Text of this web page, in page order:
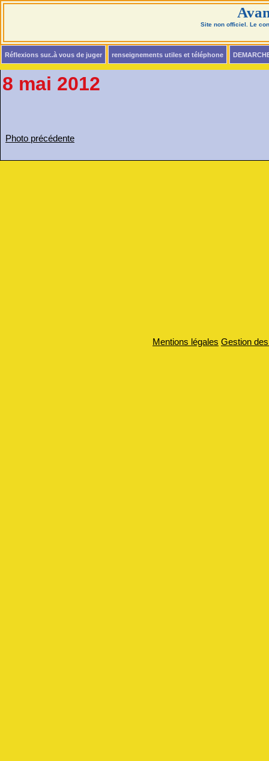
Site non officiel. Le
Réflexions sur..à vous de juger renseignements utiles et téléphone
8 mai 2012
Photo précédente
Mentions légales Gestion